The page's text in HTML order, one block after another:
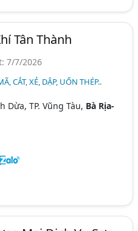
Tân Thành
7/7/2026
CẮT, XẺ, DẬP, UỐN THÉP..
Dừa, TP. Vũng Tàu, Bà Rịa-